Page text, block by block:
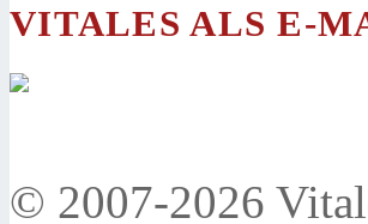
VITALES ALS E-
© 2007-2026